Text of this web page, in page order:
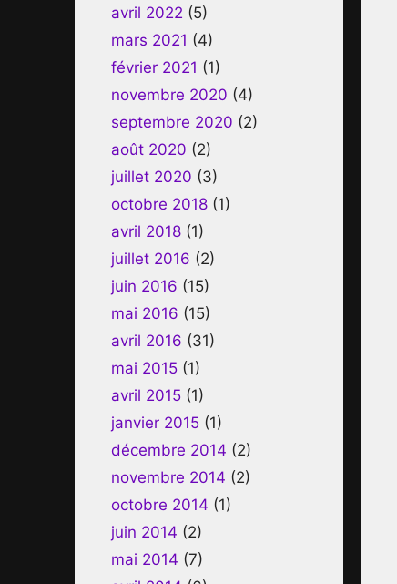
avril 2022 (5)
mars 2021 (4)
février 2021 (1)
novembre 2020 (4)
septembre 2020 (2)
août 2020 (2)
juillet 2020 (3)
octobre 2018 (1)
avril 2018 (1)
juillet 2016 (2)
juin 2016 (15)
mai 2016 (15)
avril 2016 (31)
mai 2015 (1)
avril 2015 (1)
janvier 2015 (1)
décembre 2014 (2)
novembre 2014 (2)
octobre 2014 (1)
juin 2014 (2)
mai 2014 (7)